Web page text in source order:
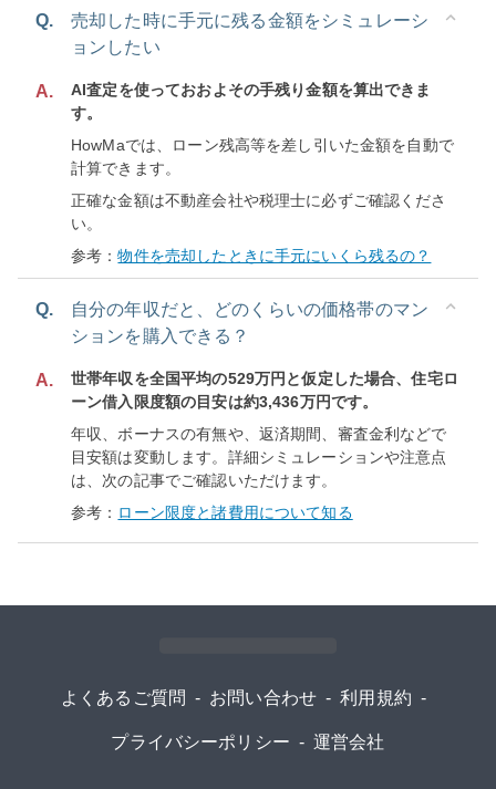
Q.
売却した時に手元に残る金額をシミュレーシ
ョンしたい
A.
AI査定を使っておおよその手残り金額を算出できま
す。
HowMaでは、ローン残高等を差し引いた金額を自動で
計算できます。
正確な金額は不動産会社や税理士に必ずご確認くださ
い。
参考：物件を売却したときに手元にいくら残るの？
Q.
自分の年収だと、どのくらいの価格帯のマン
ションを購入できる？
A.
世帯年収を全国平均の529万円と仮定した場合、住宅ロ
ーン借入限度額の目安は約3,436万円です。
年収、ボーナスの有無や、返済期間、審査金利などで
目安額は変動します。詳細シミュレーションや注意点
は、次の記事でご確認いただけます。
参考： ローン限度と諸費用について知る
よくあるご質問 - お問い合わせ - 利用規約 -
プライバシーポリシー - 運営会社